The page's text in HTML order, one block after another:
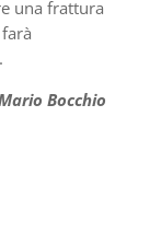
una frattura
Bocchio